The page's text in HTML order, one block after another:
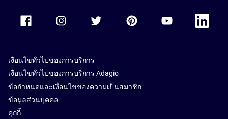
Accor Facebook Accor TwitterAccor PinterestAccor Youtube
Accor
เงื่อนไขทั่วไปของการบริการ
เงื่อนไขทั่วไปของการบริการ Adagio
ข้อกำหนดและเงื่อนไขของความเป็นสมาชิก
ข้อมูลส่วนบุคคล
คุกกี้